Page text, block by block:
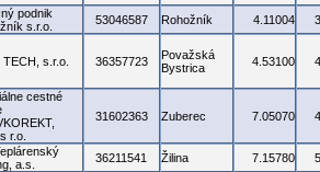
podnik
s.r.o.
53046587 Rohožník 4.11004
s.r.o. 36357723
Považská
Bystrica
4.53100
cestné
r.o.
31602363 Zuberec 7.05070
a.s.
36211541 Žilina 7.15780